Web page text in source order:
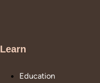
Learn
Education